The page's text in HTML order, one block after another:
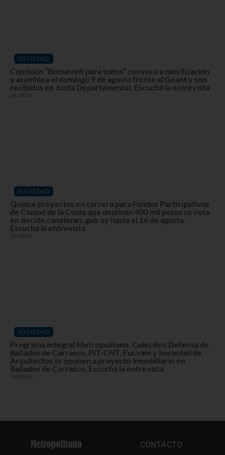
SOCIEDAD
Comisión “Roosevelt para todos” convoca a movilización
y asamblea el domingo 9 de agosto frente al Geant y son
recibidos en Junta Departamental. Escuchá la entrevista
05/08/26
SOCIEDAD
Quince proyectos en carrera para Fondos Participativos
de Ciudad de la Costa que destinan 400 mil pesos se vota
en decide.canelones.gub.uy hasta el 16 de agosto.
Escuchá la entrevista
05/08/26
SOCIEDAD
Programa Integral Metropolitano, Colectivo Defensa de
Bañados de Carrasco, PIT-CNT, Fucvam y Sociedad de
Arquitectos se oponen a proyecto inmobiliario en
Bañados de Carrasco. Escuchá la entrevista
05/08/26
CONTACTO